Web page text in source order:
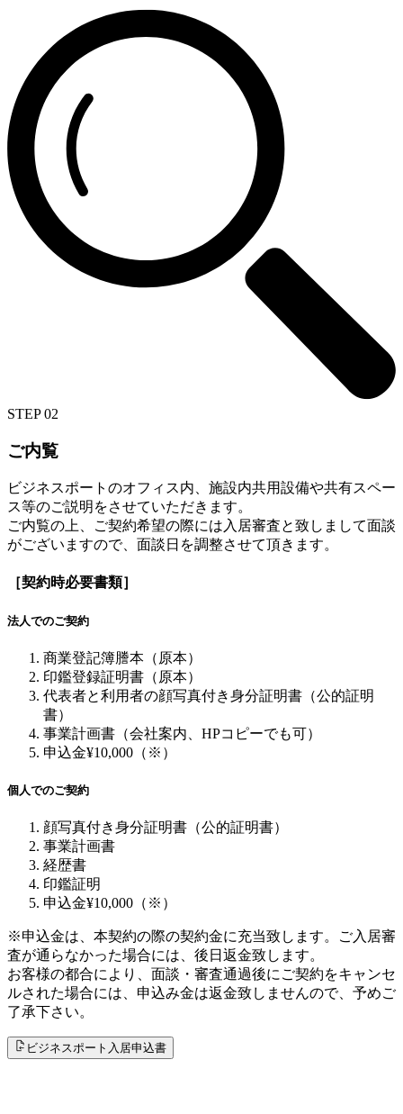
STEP 02
ご内覧
ビジネスポートのオフィス内、施設内共用設備や共有スペー
ス等のご説明をさせていただきます。
ご内覧の上、ご契約希望の際には入居審査と致しまして面談
がございますので、面談日を調整させて頂きます。
［契約時必要書類］
法人でのご契約
商業登記簿謄本（原本）
印鑑登録証明書（原本）
代表者と利用者の顔写真付き身分証明書（公的証明
書）
事業計画書（会社案内、HPコピーでも可）
申込金¥10,000（※）
個人でのご契約
顔写真付き身分証明書（公的証明書）
事業計画書
経歴書
印鑑証明
申込金¥10,000（※）
※申込金は、本契約の際の契約金に充当致します。ご入居審
査が通らなかった場合には、後日返金致します。
お客様の都合により、面談・審査通過後にご契約をキャンセ
ルされた場合には、申込み金は返金致しませんので、予めご
了承下さい。
ビジネスポート入居申込書